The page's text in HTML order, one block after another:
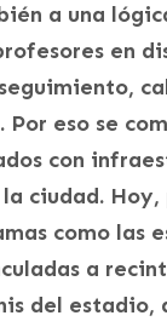
a una
en
eso se
con
ciudad.
como las
a
del estadio,